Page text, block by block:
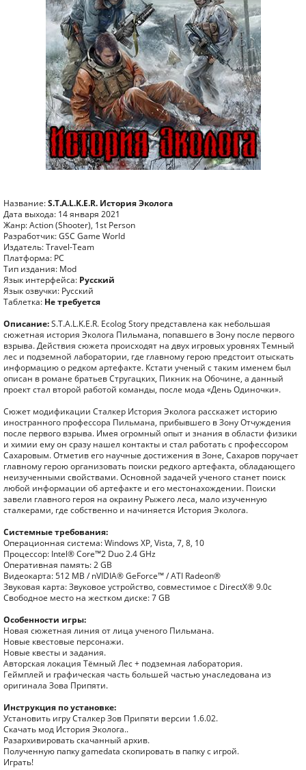
Название:S.T.A.L.K.E.R. История Эколога
Дата выхода: 14 января 2021
Жанр: Action (Shooter), 1st Person
Разработчик: GSC Game World
Издатель: Travel-Team
Платформа: PC
Тип издания: Mod
Язык интерфейса: Русский
Язык озвучки: Русский
Таблетка: Не требуется
Описание:S.T.A.L.K.E.R. Ecolog Story представлена как небольшая
сюжетная история Эколога Пильмана, попавшего в Зону после первого
взрыва. Действия сюжета происходят на двух игровых уровнях Темный
лес и подземной лаборатории, где главному герою предстоит отыскать
информацию о редком артефакте. Кстати ученый с таким именем был
описан в романе братьев Стругацких, Пикник на Обочине, а данный
проект стал второй работой команды, после мода «День Одиночки».
Сюжет модификации Сталкер История Эколога расскажет историю
иностранного профессора Пильмана, прибывшего в Зону Отчуждения
после первого взрыва. Имея огромный опыт и знания в области физики
и химии ему он сразу нашел контакты и стал работать с профессором
Сахаровым. Отметив его научные достижения в Зоне, Сахаров поручает
главному герою организовать поиски редкого артефакта, обладающего
неизученными свойствами. Основной задачей ученого станет поиск
любой информации об артефакте и его местонахождении. Поиски
завели главного героя на окраину Рыжего леса, мало изученную
сталкерами, где собственно и начиняется История Эколога.
Системные требования:
Операционная система: Windows XP, Vista, 7, 8, 10
Процессор: Intel® Core™2 Duo 2.4 GHz
Оперативная память: 2 GB
Видеокарта: 512 MB / nVIDIA® GeForce™ / ATI Radeon®
Звуковая карта: Звуковое устройство, совместимое с DirectX® 9.0с
Свободное место на жестком диске: 7 GB
Особенности игры:
Новая сюжетная линия от лица ученого Пильмана.
Новые квестовые персонажи.
Новые квесты и задания.
Авторская локация Тёмный Лес + подземная лаборатория.
Геймплей и графическая часть большей частью унаследована из
оригинала Зова Припяти.
Инструкция по установке:
Установить игру Сталкер Зов Припяти версии 1.6.02.
Скачать мод История Эколога..
Разархивировать скачанный архив.
Полученную папку gamedata скопировать в папку с игрой.
Играть!